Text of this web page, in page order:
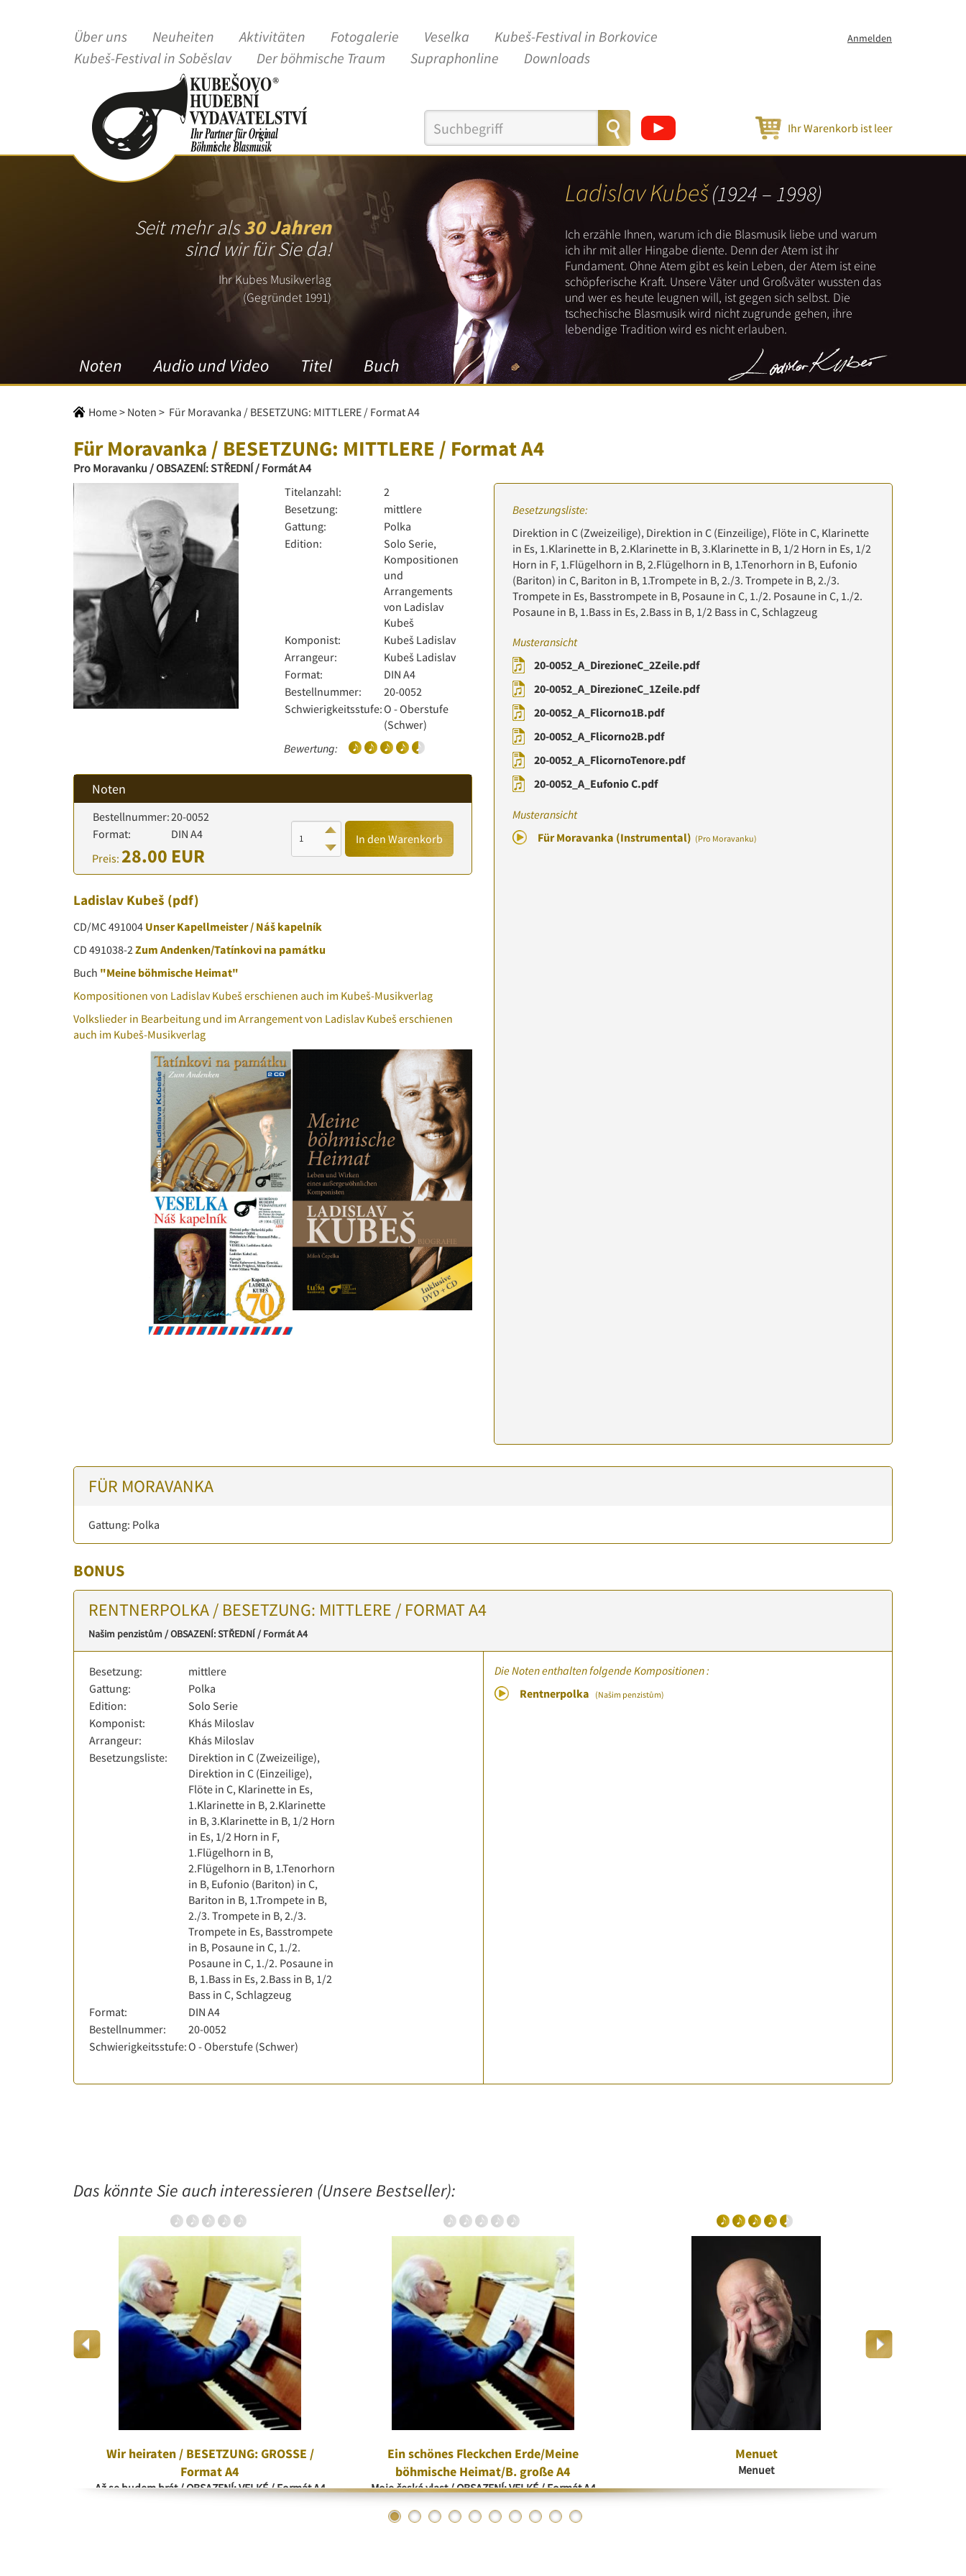
Über uns Neuheiten Aktivitäten Fotogalerie Veselka
Kubeš-Festival in Borkovice
Kubeš-Festival in Soběslav
Der böhmische Traum Supraphonline Downloads
Anmelden
Ihr Warenkorb ist leer
Seit mehr als30 Jahren
sind wir für Sie da!
Ihr Kubes Musikverlag
(Gegründet 1991)
Noten Audio und Video Titel Buch
Ladislav Kubeš(1924 – 1998)
Ich erzähle Ihnen, warum ich die Blasmusik liebe und warum
ich ihr mit aller Hingabe diente. Denn der Atem ist ihr
Fundament. Ohne Atem gibt es kein Leben, der Atem ist eine
schöpferische Kraft. Unsere Väter und Großväter wussten das
und wer es heute leugnen will, ist gegen sich selbst. Die
tschechische Blasmusik wird nicht zugrunde gehen, ihre
lebendige Tradition wird es nicht erlauben.
Home> Noten > Für Moravanka / BESETZUNG: MITTLERE / Format A4
Für Moravanka / BESETZUNG: MITTLERE / Format A4
Pro Moravanku / OBSAZENÍ: STŘEDNÍ / Formát A4
Titelanzahl:
2
Besetzung:
mittlere
Gattung:
Polka
Edition:
Solo Serie,
Kompositionen
und
Arrangements
von Ladislav
Kubeš
Komponist:
Kubeš Ladislav
Arrangeur:
Kubeš Ladislav
Format:
DIN A4
Bestellnummer:
20-0052
Schwierigkeitsstufe:O - Oberstufe
(Schwer)
Bewertung:
Noten
Bestellnummer:20-0052
Format:
DIN A4
Preis: 28.00 EUR
In den Warenkorb
Ladislav Kubeš (pdf)
CD/MC 491004 Unser Kapellmeister / Náš kapelník
CD 491038-2Zum Andenken/Tatínkovi na památku
Buch "Meine böhmische Heimat"
Kompositionen von Ladislav Kubeš erschienen auch im Kubeš-Musikverlag
Volkslieder in Bearbeitung und im Arrangement von Ladislav Kubeš erschienen
auch im Kubeš-Musikverlag
Besetzungsliste:
Direktion in C (Zweizeilige), Direktion in C (Einzeilige), Flöte in C, Klarinette
in Es, 1.Klarinette in B, 2.Klarinette in B, 3.Klarinette in B, 1/2 Horn in Es, 1/2
Horn in F, 1.Flügelhorn in B, 2.Flügelhorn in B, 1.Tenorhorn in B, Eufonio
(Bariton) in C, Bariton in B, 1.Trompete in B, 2./3. Trompete in B, 2./3.
Trompete in Es, Basstrompete in B, Posaune in C, 1./2. Posaune in C, 1./2.
Posaune in B, 1.Bass in Es, 2.Bass in B, 1/2 Bass in C, Schlagzeug
Musteransicht
20-0052_A_DirezioneC_2Zeile.pdf
20-0052_A_DirezioneC_1Zeile.pdf
20-0052_A_Flicorno1B.pdf
20-0052_A_Flicorno2B.pdf
20-0052_A_FlicornoTenore.pdf
20-0052_A_Eufonio C.pdf
Musteransicht
Für Moravanka (Instrumental) (Pro Moravanku)
FÜR MORAVANKA
Gattung: Polka
BONUS
RENTNERPOLKA / BESETZUNG: MITTLERE / FORMAT A4
Našim penzistům / OBSAZENÍ: STŘEDNÍ / Formát A4
Besetzung:
mittlere
Gattung:
Polka
Edition:
Solo Serie
Komponist:
Khás Miloslav
Arrangeur:
Khás Miloslav
Besetzungsliste:
Direktion in C (Zweizeilige),
Direktion in C (Einzeilige),
Flöte in C, Klarinette in Es,
1.Klarinette in B, 2.Klarinette
in B, 3.Klarinette in B, 1/2 Horn
in Es, 1/2 Horn in F,
1.Flügelhorn in B,
2.Flügelhorn in B, 1.Tenorhorn
in B, Eufonio (Bariton) in C,
Bariton in B, 1.Trompete in B,
2./3. Trompete in B, 2./3.
Trompete in Es, Basstrompete
in B, Posaune in C, 1./2.
Posaune in C, 1./2. Posaune in
B, 1.Bass in Es, 2.Bass in B, 1/2
Bass in C, Schlagzeug
Format:
DIN A4
Bestellnummer:
20-0052
Schwierigkeitsstufe:O - Oberstufe (Schwer)
Die Noten enthalten folgende Kompositionen :
Rentnerpolka
(Našim penzistům)
Das könnte Sie auch interessieren (Unsere Bestseller):
Wir heiraten / BESETZUNG: GROSSE /
Format A4
Až se budem brát / OBSAZENÍ: VELKÉ / Formát A4
Ein schönes Fleckchen Erde/Meine
böhmische Heimat/B. große A4
Moje česká vlast / OBSAZENÍ: VELKÉ / Formát A4
Menuet
Menuet